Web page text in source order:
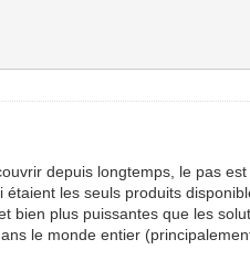
depuis longtemps, le pas
les seuls produits
bien plus puissantes que les
le monde entier